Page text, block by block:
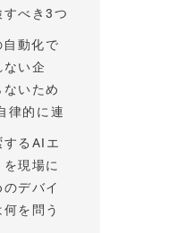
べき3つ
動化で
ない企
いため
律的に連
するAIエ
現場に
デバイ
を問う